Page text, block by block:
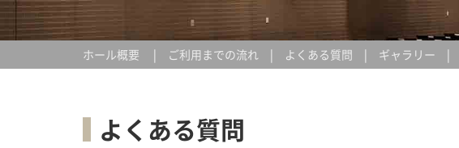
ホール概要 ご利用までの流れ よくある質問 ギャラリー
よくある質問